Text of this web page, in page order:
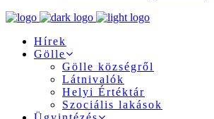
Hírek
Gölle
Gölle községről
Látnivalók
Helyi Értéktár
Szociális lakások